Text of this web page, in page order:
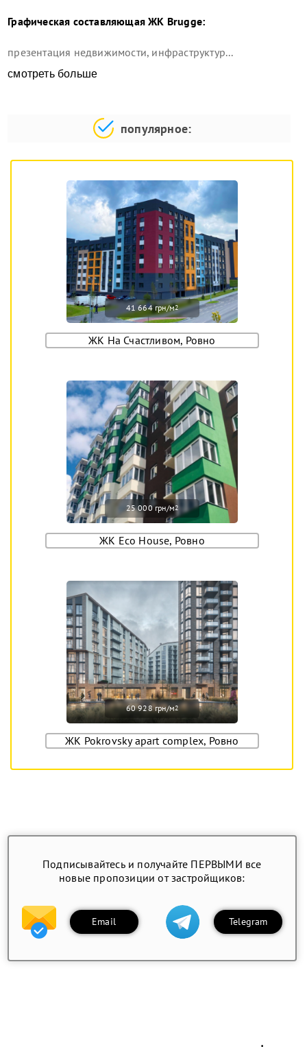
Графическая составляющая ЖК Brugge:
презентация недвижимости, инфраструктур...
смотреть больше
популярное:
41 664 грн/м2
ЖК На Счастливом, Ровно
25 000 грн/м2
ЖК Eco House, Ровно
60 928 грн/м2
ЖК Pokrovsky apart complex, Ровно
Подписывайтесь и получайте ПЕРВЫМИ все
новые пропозиции от застройщиков:
Email Telegram